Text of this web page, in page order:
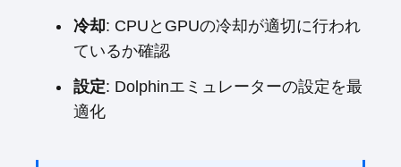
冷却: CPUとGPUの冷却が適切に行われ
ているか確認
設定: Dolphinエミュレーターの設定を最
適化